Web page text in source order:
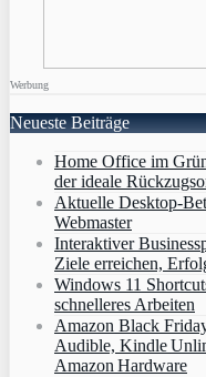
Werbung
Neueste Beiträge
Home Office im
der ideale
Aktuelle Desktop-
Webmaster
Interaktiver
Ziele erreichen,
Windows 11
schnelleres Arbeiten
Amazon Black
Audible, Kindle
Amazon Hardware